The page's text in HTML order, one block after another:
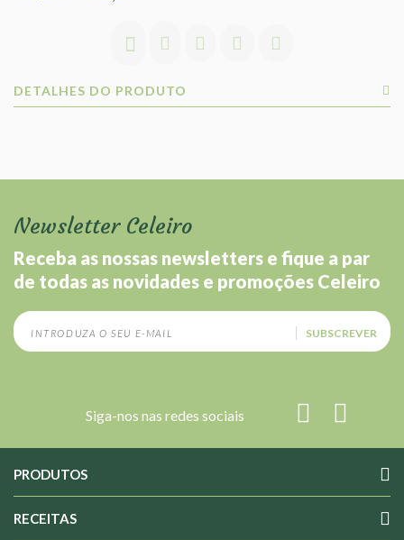
Exigimos certificados a todos os fornecedores e realizamos
DETALHES DO PRODUTO
Newsletter Celeiro
Receba as nossas newsletters e fique a par
de todas as novidades e promoções Celeiro
SUBSCREVER
Siga-nos nas redes sociais
PRODUTOS
RECEITAS